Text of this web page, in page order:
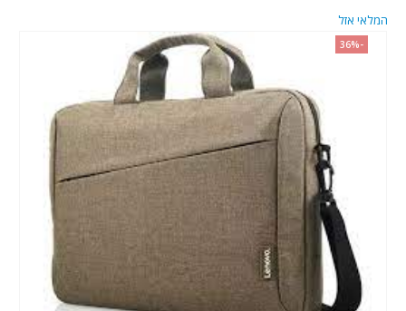
-36%
המלאי אזל